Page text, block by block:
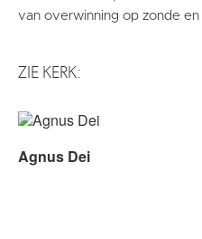
van overwinning op zonde
ZIE KERK:
Agnus Dei